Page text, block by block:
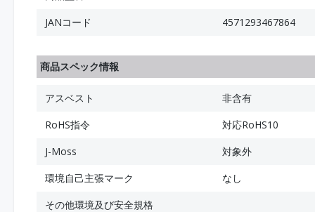
JANコード
4571293467864
商品スペック情報
アスベスト
非含有
RoHS指令
対応RoHS10
J-Moss
対象外
環境自己主張マーク
なし
その他環境及び安全規格